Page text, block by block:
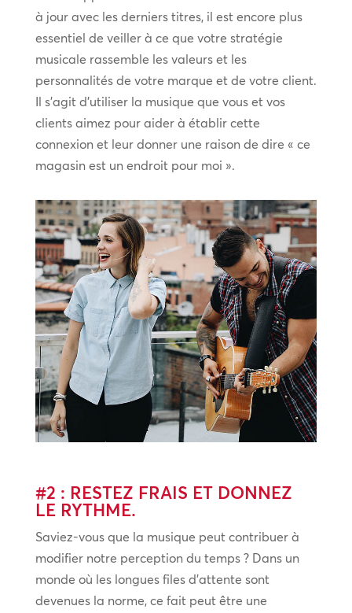
à jour avec les derniers titres, il est encore plus
essentiel de veiller à ce que votre stratégie
musicale rassemble les valeurs et les
personnalités de votre marque et de votre client.
Il s’agit d’utiliser la musique que vous et vos
clients aimez pour aider à établir cette
connexion et leur donner une raison de dire « ce
magasin est un endroit pour moi ».
#2 : RESTEZ FRAIS ET DONNEZ
LE RYTHME.
Saviez-vous que la musique peut contribuer à
modifier notre perception du temps ? Dans un
monde où les longues files d’attente sont
devenues la norme, ce fait peut être une